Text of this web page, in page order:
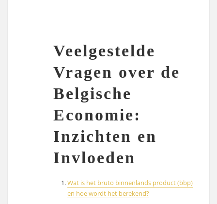
Veelgestelde
Vragen over de
Belgische
Economie:
Inzichten en
Invloeden
Wat is het bruto binnenlands product (bbp)
en hoe wordt het berekend?